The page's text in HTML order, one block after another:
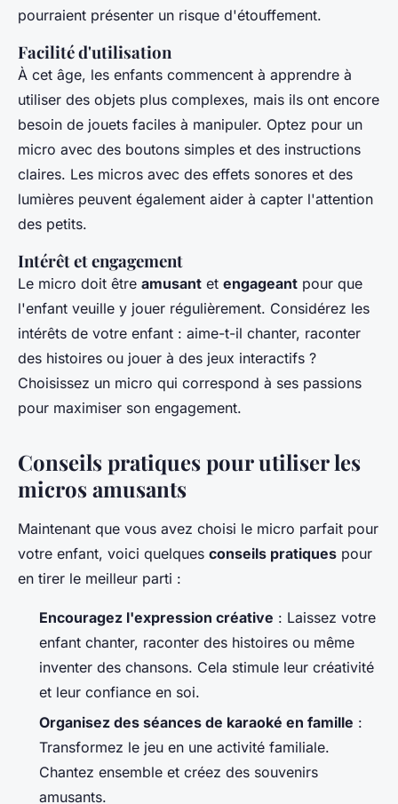
pourraient présenter un risque d'étouffement.
Facilité d'utilisation
À cet âge, les enfants commencent à apprendre à
utiliser des objets plus complexes, mais ils ont encore
besoin de jouets faciles à manipuler. Optez pour un
micro avec des boutons simples et des instructions
claires. Les micros avec des effets sonores et des
lumières peuvent également aider à capter l'attention
des petits.
Intérêt et engagement
Le micro doit être amusant et engageant pour que
l'enfant veuille y jouer régulièrement. Considérez les
intérêts de votre enfant : aime-t-il chanter, raconter
des histoires ou jouer à des jeux interactifs ?
Choisissez un micro qui correspond à ses passions
pour maximiser son engagement.
Conseils pratiques pour utiliser les
micros amusants
Maintenant que vous avez choisi le micro parfait pour
votre enfant, voici quelques conseils pratiques pour
en tirer le meilleur parti :
Encouragez l'expression créative : Laissez votre
enfant chanter, raconter des histoires ou même
inventer des chansons. Cela stimule leur créativité
et leur confiance en soi.
Organisez des séances de karaoké en famille :
Transformez le jeu en une activité familiale.
Chantez ensemble et créez des souvenirs
amusants.